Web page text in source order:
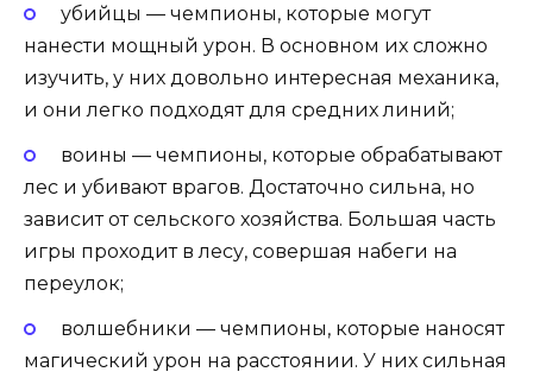
убийцы — чемпионы, которые могут
нанести мощный урон. В основном их сложно
изучить, у них довольно интересная механика,
и они легко подходят для средних линий;
воины — чемпионы, которые обрабатывают
лес и убивают врагов. Достаточно сильна, но
зависит от сельского хозяйства. Большая часть
игры проходит в лесу, совершая набеги на
переулок;
волшебники — чемпионы, которые наносят
магический урон на расстоянии. У них сильная